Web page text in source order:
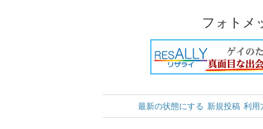
フォトメ
最新の状態にする 新規投稿 利用